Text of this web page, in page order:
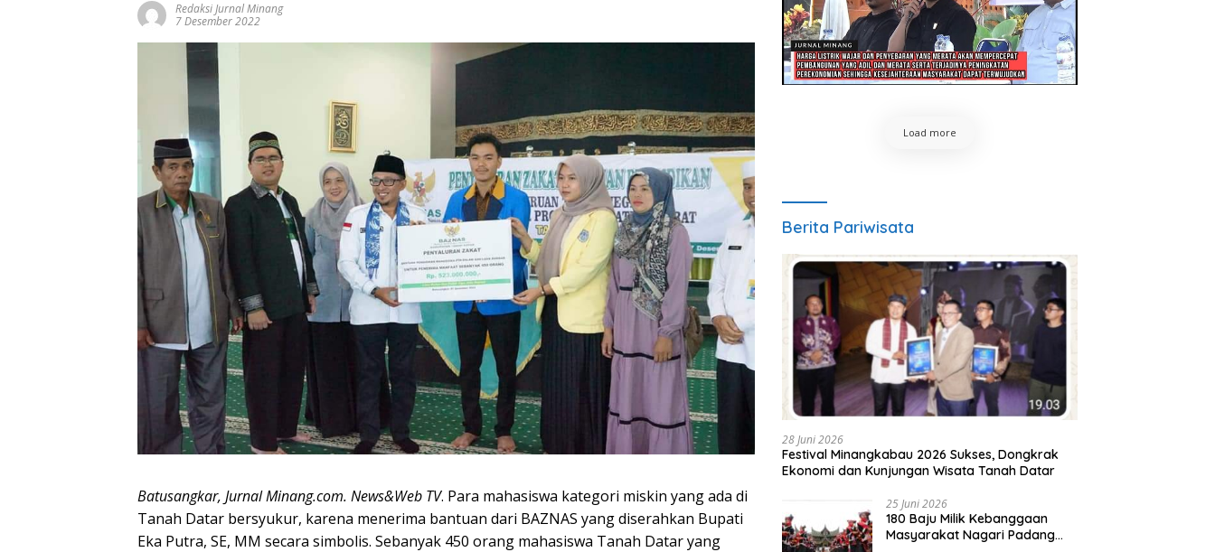
Redaksi Jurnal Minang
7 Desember 2022
Batusangkar, Jurnal Minang.com. News&Web TV. Para mahasiswa kategori miskin yang ada di
Tanah Datar bersyukur, karena menerima bantuan dari BAZNAS yang diserahkan Bupati
Eka Putra, SE, MM secara simbolis. Sebanyak 450 orang mahasiswa Tanah Datar yang
Load more
Berita Pariwisata
28 Juni 2026
Festival Minangkabau 2026 Sukses, Dongkrak
Ekonomi dan Kunjungan Wisata Tanah Datar
25 Juni 2026
180 Baju Milik Kebanggaan
Masyarakat Nagari Padang